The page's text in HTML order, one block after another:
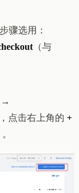
骤选用：
（与
→
，点击右上角的 +
。